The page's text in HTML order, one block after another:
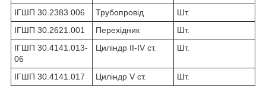
ІГШП 30.2383.006
Трубопровід
Шт.
ІГШП 30.2621.001
Перехідник
Шт.
ІГШП 30.4141.013-
06
Циліндр II-IV ст. Шт.
ІГШП 30.4141.017 Циліндр V ст.
Шт.